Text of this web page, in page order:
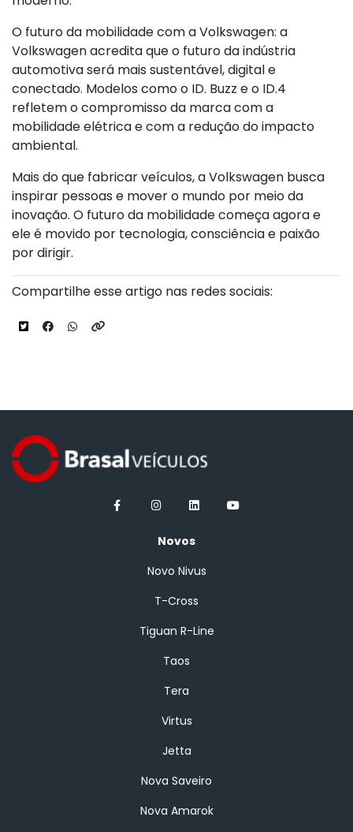
O futuro da mobilidade com a Volkswagen: a
Volkswagen acredita que o futuro da indústria
automotiva será mais sustentável, digital e
conectado. Modelos como o ID. Buzz e o ID.4
refletem o compromisso da marca com a
mobilidade elétrica e com a redução do impacto
ambiental.
Mais do que fabricar veículos, a Volkswagen busca
inspirar pessoas e mover o mundo por meio da
inovação. O futuro da mobilidade começa agora e
ele é movido por tecnologia, consciência e paixão
por dirigir.
Compartilhe esse artigo nas redes sociais:
Novos
Novo Nivus
T-Cross
Tiguan R-Line
Taos
Tera
Virtus
Jetta
Nova Saveiro
Nova Amarok